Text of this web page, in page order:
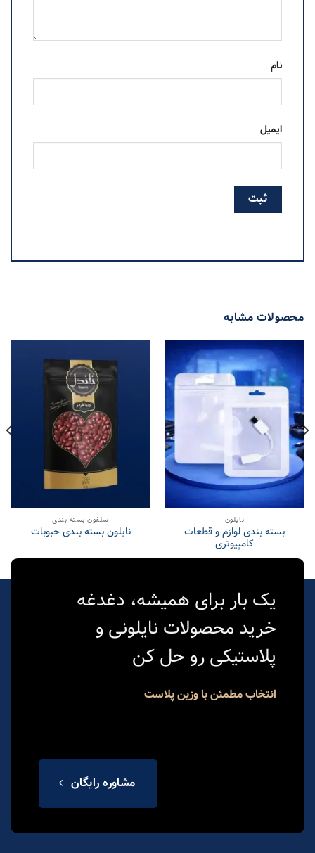
نام
ایمیل
محصولات مشابه
نایلون
بسته بندی لوازم و قطعات
کامپیوتری
سلفون بسته بندی
نایلون بسته بندی حبوبات
یک بار برای همیشه، دغدغه
خرید محصولات نایلونی و
پلاستیکی رو حل کن
انتخاب مطمئن با وزین پلاست
مشاوره رایگان